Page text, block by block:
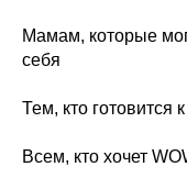
Мамам, которые
себя
Тем, кто готовится
Всем, кто хочет